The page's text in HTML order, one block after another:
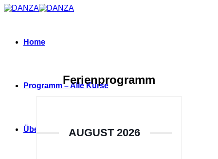
Zum
Home
Programm – Alle Kurse
Über DANZA
Ferienprogramm
AUGUST 2026